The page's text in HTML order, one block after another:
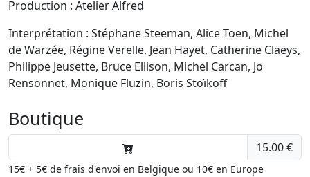
Production : Atelier Alfred
Interprétation : Stéphane Steeman, Alice Toen, Michel
de Warzée, Régine Verelle, Jean Hayet, Catherine Claeys,
Philippe Jeusette, Bruce Ellison, Michel Carcan, Jo
Rensonnet, Monique Fluzin, Boris Stoïkoff
Boutique
15.00 €
15€ + 5€ de frais d'envoi en Belgique ou 10€ en Europe